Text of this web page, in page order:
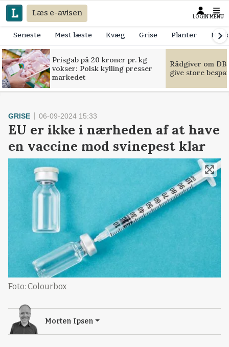
Læs e-avisen LOGIN MENU
Seneste Mest læste Kvæg Grise Planter
Prisgab på 20 kroner pr. kg
vokser: Polsk kylling presser
markedet
Rådgiver om
give store
GRISE 06-09-2024 15:33
EU er ikke i nærheden af at have
en vaccine mod svinepest klar
Foto: Colourbox
Morten Ipsen